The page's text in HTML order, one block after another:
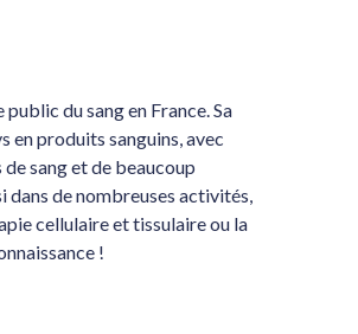
public du sang en France. Sa
en produits sanguins, avec
de sang et de beaucoup
dans de nombreuses activités,
cellulaire et tissulaire ou la
!